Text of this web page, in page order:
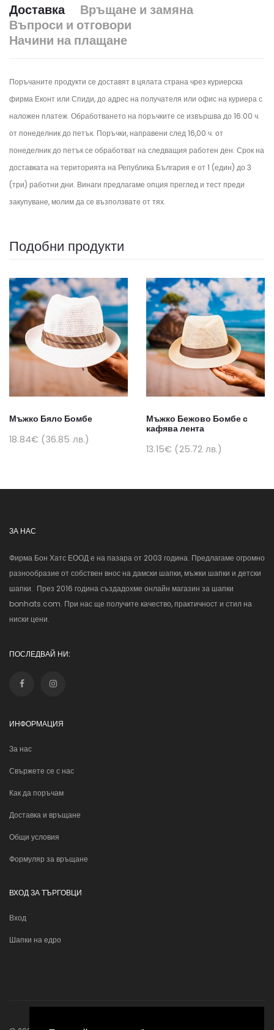
Доставка
Връщане и замяна
Въпроси и отговори
Начини на плащане
Поръчаните продукти се доставят в цялата страна чрез куриерска
фирма Еконт или Спиди, до адрес на получателя или офис на куриера с
наложен платеж. Обработването на поръчките се извършва до 16:00 ч.
от понеделник до петък. Поръчки, направени след 16,00 ч. от
понеделник до петък се обработват на следващия работен ден. Срок на
доставката на територията на Република България е от 1 (един) до 3
(три) работни дни. Винаги предлагаме опция преглед и тест преди
закупуване, молим да се възползвате от тях.
Подобни продукти
Мъжко Бяло Бомбе
18.84€ (36.85 лв.)
Мъжко Бежово Бомбе с
кафява лента
13.15€ (25.72 лв.)
ЗА НАС
Фирма Бон Хатс ЕООД е на пазара от 2003 година. Предлагаме огромно
разнообразие от собствен внос на дамски шапки, мъжки шапки и детски
шапки. През 2016 година създадохме онлайн магазин за шапки
bonhats.com. При нас ще получите качество, практичност и стил на
ниски цени.
ПОСЛЕДВАЙ НИ:
ИНФОРМАЦИЯ
За нас
Свържете се с нас
Как да поръчам
Доставка и връщане
Общи условия
Формуляр за връщане
ВХОД ЗА ТЪРГОВЦИ
Вход
Шапки на едро